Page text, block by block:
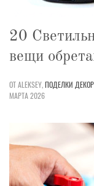
20
вещи
ОТ ALEKSEY,ПОДЕЛКИ ДЕКОР
МАРТА 2026